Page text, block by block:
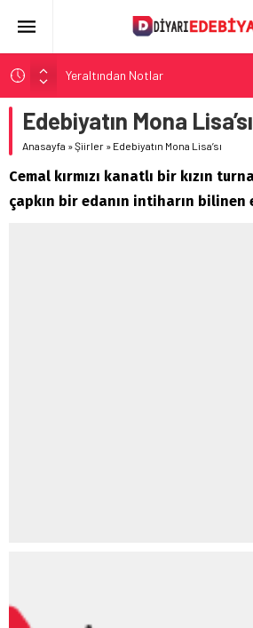
Yeraltından Notlar
Aylak Adam
Zebercet
Demiryolu Hikâyecileri
Korkuyu Beklerken
Edebiyatın Mona Lisa’sı
Anasayfa »Şiirler » Edebiyatın Mona Lisa’sı
Cemal kırmızı kanatlı bir kızın
çapkın bir edanın intiharın